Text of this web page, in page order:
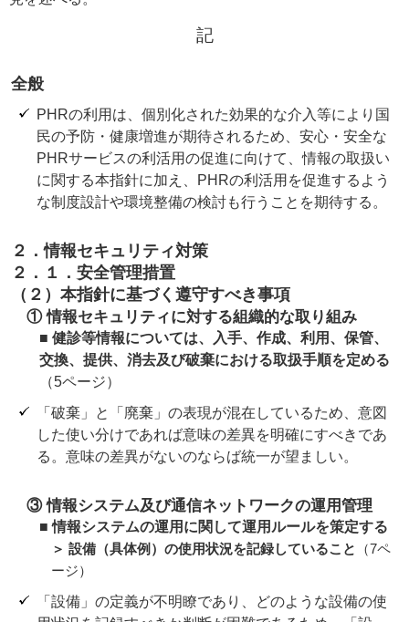
記
全般
PHRの利用は、個別化された効果的な介入等により国
民の予防・健康増進が期待されるため、安心・安全な
PHRサービスの利活用の促進に向けて、情報の取扱い
に関する本指針に加え、PHRの利活用を促進するよう
な制度設計や環境整備の検討も行うことを期待する。
２．情報セキュリティ対策
２．１．安全管理措置
（２）本指針に基づく遵守すべき事項
① 情報セキュリティに対する組織的な取り組み
■ 健診等情報については、入手、作成、利用、保管、
交換、提供、消去及び破棄における取扱手順を定める
（5ページ）
「破棄」と「廃棄」の表現が混在しているため、意図
した使い分けであれば意味の差異を明確にすべきであ
る。意味の差異がないのならば統一が望ましい。
③ 情報システム及び通信ネットワークの運用管理
■ 情報システムの運用に関して運用ルールを策定する
＞ 設備（具体例）の使用状況を記録していること
（7ペ
ージ）
「設備」の定義が不明瞭であり、どのような設備の使